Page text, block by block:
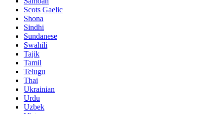
Scots Gaelic
Shona
Sindhi
Sundanese
Swahili
Tajik
Tamil
Telugu
Thai
Ukrainian
Urdu
Uzbek